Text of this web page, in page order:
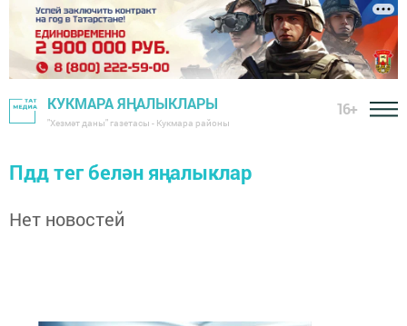
КУКМАРА ЯҢАЛЫКЛАРЫ
"Хезмәт даны" газетасы - Кукмара районы
16+
Пдд тег белән яңалыклар
Нет новостей